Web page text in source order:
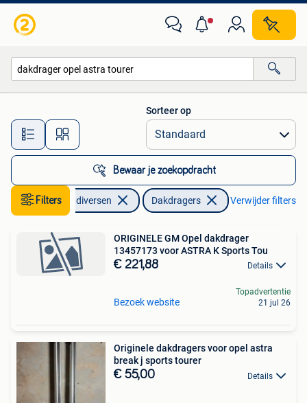
Alle afstanden…
Sorteer op
Bewaar je zoekopdracht
FiltersAuto diversen Dakdragers Verwijder filters
ORIGINELE GM Opel dakdrager
13457173 voor ASTRA K Sports Tou
€ 221,88 Details
Bezoek website
Topadvertentie
21 jul 26
Originele dakdragers voor opel astra
break j sports tourer
€ 55,00 Details